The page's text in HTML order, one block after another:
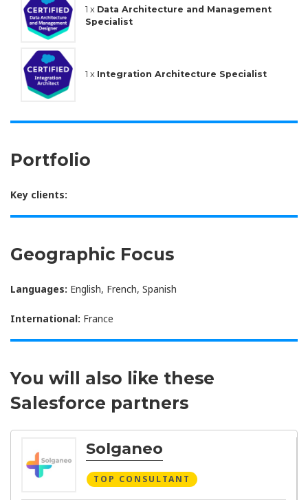
1 x Data Architecture and Management
Specialist
1 x Integration Architecture Specialist
Portfolio
Key clients:
Geographic Focus
Languages: English, French, Spanish
International: France
You will also like these
Salesforce partners
Solganeo
TOP CONSULTANT